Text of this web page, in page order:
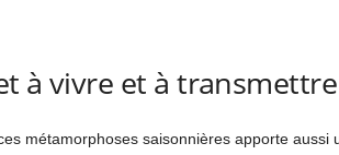
à vivre et à transmettre
métamorphoses saisonnières apporte